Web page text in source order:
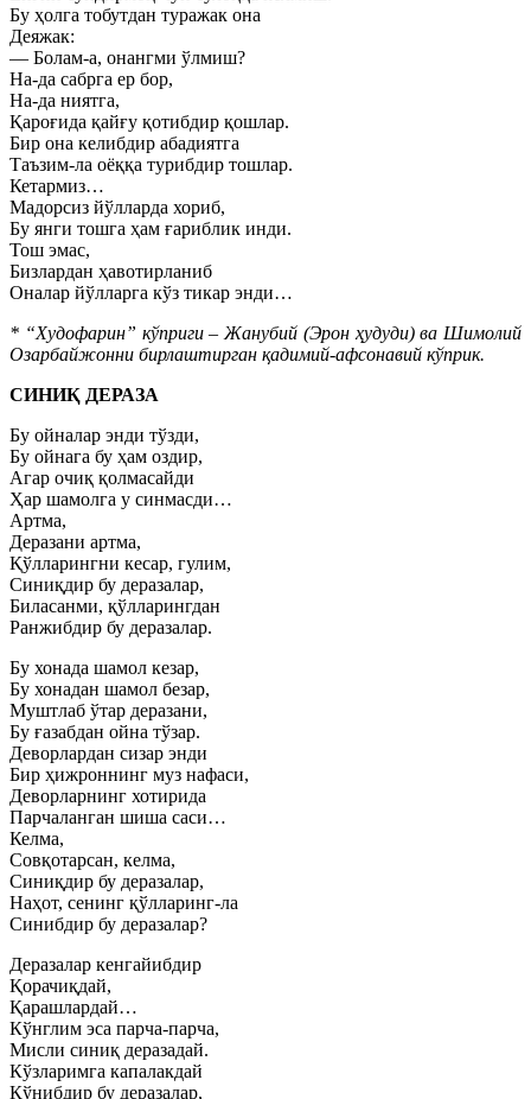
Бу ҳолга тобутдан туражак она
Деяжак:
— Болам-а, онангми ўлмиш?
На-да сабрга ер бор,
На-да ниятга,
Қароғида қайғу қотибдир қошлар.
Бир она келибдир абадиятга
Таъзим-ла оёққа турибдир тошлар.
Кетармиз…
Мадорсиз йўлларда хориб,
Бу янги тошга ҳам ғариблик инди.
Тош эмас,
Бизлардан ҳавотирланиб
Оналар йўлларга кўз тикар энди…
* “Худофарин” кўприги – Жанубий (Эрон ҳудуди) ва Шимолий
Озарбайжонни бирлаштирган қадимий-афсонавий кўприк.
СИНИҚ ДЕРАЗА
Бу ойналар энди тўзди,
Бу ойнага бу ҳам оздир,
Агар очиқ қолмасайди
Ҳар шамолга у синмасди…
Артма,
Деразани артма,
Қўлларингни кесар, гулим,
Синиқдир бу деразалар,
Биласанми, қўлларингдан
Ранжибдир бу деразалар.
Бу хонада шамол кезар,
Бу хонадан шамол безар,
Муштлаб ўтар деразани,
Бу ғазабдан ойна тўзар.
Деворлардан сизар энди
Бир ҳижроннинг муз нафаси,
Деворларнинг хотирида
Парчаланган шиша саси…
Келма,
Совқотарсан, келма,
Синиқдир бу деразалар,
Наҳот, сенинг қўлларинг-ла
Синибдир бу деразалар?
Деразалар кенгайибдир
Қорачиқдай,
Қарашлардай…
Кўнглим эса парча-парча,
Мисли синиқ деразадай.
Кўзларимга капалакдай
Қўнибдир бу деразалар,